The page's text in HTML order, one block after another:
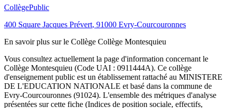
CollègePublic
400 Square Jacques Prévert, 91000 Evry-Courcouronnes
En savoir plus sur le Collège Collège Montesquieu
Vous consultez actuellement la page d'information concernant le
Collège Montesquieu (Code UAI : 0911444A). Ce collège
d'enseignement public est un établissement rattaché au MINISTERE
DE L'EDUCATION NATIONALE et basé dans la commune de
Evry-Courcouronnes (91024). L'ensemble des métriques d'analyse
présentées sur cette fiche (Indices de position sociale, effectifs,